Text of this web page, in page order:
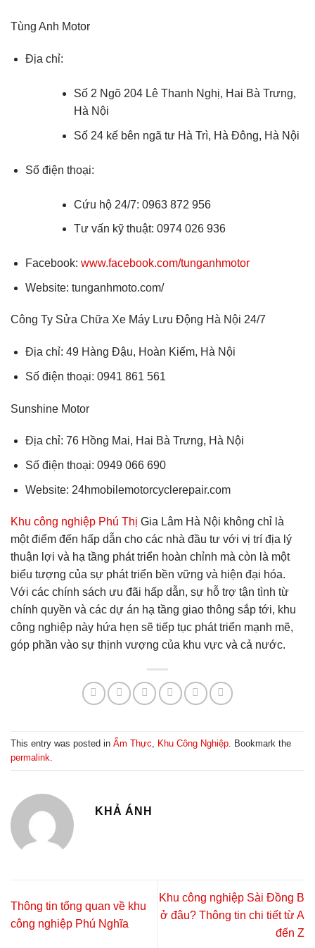
Tùng Anh Motor
Địa chỉ:
Số 2 Ngõ 204 Lê Thanh Nghị, Hai Bà Trưng,
Hà Nội
Số 24 kế bên ngã tư Hà Trì, Hà Đông, Hà Nội
Số điện thoại:
Cứu hộ 24/7: 0963 872 956
Tư vấn kỹ thuật: 0974 026 936
Facebook: www.facebook.com/tunganhmotor
Website: tunganhmoto.com/
Công Ty Sửa Chữa Xe Máy Lưu Động Hà Nội 24/7
Địa chỉ: 49 Hàng Đậu, Hoàn Kiếm, Hà Nội
Số điện thoại: 0941 861 561
Sunshine Motor
Địa chỉ: 76 Hồng Mai, Hai Bà Trưng, Hà Nội
Số điện thoại: 0949 066 690
Website: 24hmobilemotorcyclerepair.com
Khu công nghiệp Phú Thị Gia Lâm Hà Nội không chỉ là
một điểm đến hấp dẫn cho các nhà đầu tư với vị trí địa lý
thuận lợi và hạ tầng phát triển hoàn chỉnh mà còn là một
biểu tượng của sự phát triển bền vững và hiện đại hóa.
Với các chính sách ưu đãi hấp dẫn, sự hỗ trợ tận tình từ
chính quyền và các dự án hạ tầng giao thông sắp tới, khu
công nghiệp này hứa hẹn sẽ tiếp tục phát triển mạnh mẽ,
góp phần vào sự thịnh vượng của khu vực và cả nước.
This entry was posted in Ẩm Thực Khu Công Nghiệp . Bookmark the
permalink
KHẢ ÁNH
Thông tin tổng quan về khu
công nghiệp Phú Nghĩa
Khu công nghiệp Sài Đồng B
ở đâu? Thông tin chi tiết từ A
đến Z